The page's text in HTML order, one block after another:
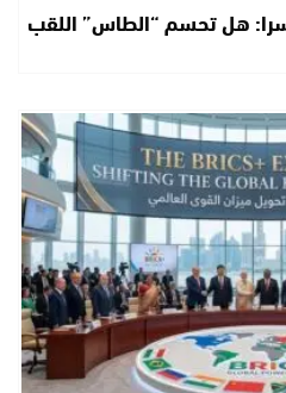
هل تحسم “الطاس” اللقب